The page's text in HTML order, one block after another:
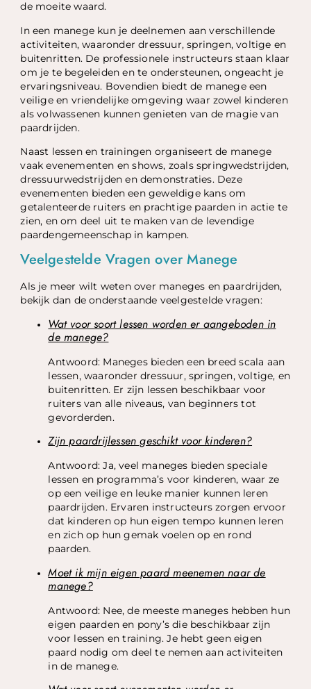
de moeite waard.
In een manege kun je deelnemen aan verschillende
activiteiten, waaronder dressuur, springen, voltige en
buitenritten. De professionele instructeurs staan klaar
om je te begeleiden en te ondersteunen, ongeacht je
ervaringsniveau. Bovendien biedt de manege een
veilige en vriendelijke omgeving waar zowel kinderen
als volwassenen kunnen genieten van de magie van
paardrijden.
Naast lessen en trainingen organiseert de manege
vaak evenementen en shows, zoals springwedstrijden,
dressuurwedstrijden en demonstraties. Deze
evenementen bieden een geweldige kans om
getalenteerde ruiters en prachtige paarden in actie te
zien, en om deel uit te maken van de levendige
paardengemeenschap in kampen.
Veelgestelde Vragen over Manege
Als je meer wilt weten over maneges en paardrijden,
bekijk dan de onderstaande veelgestelde vragen:
Wat voor soort lessen worden er aangeboden in
de manege?
Antwoord: Maneges bieden een breed scala aan
lessen, waaronder dressuur, springen, voltige, en
buitenritten. Er zijn lessen beschikbaar voor
ruiters van alle niveaus, van beginners tot
gevorderden.
Zijn paardrijlessen geschikt voor kinderen?
Antwoord: Ja, veel maneges bieden speciale
lessen en programma’s voor kinderen, waar ze
op een veilige en leuke manier kunnen leren
paardrijden. Ervaren instructeurs zorgen ervoor
dat kinderen op hun eigen tempo kunnen leren
en zich op hun gemak voelen op en rond
paarden.
Moet ik mijn eigen paard meenemen naar de
manege?
Antwoord: Nee, de meeste maneges hebben hun
eigen paarden en pony’s die beschikbaar zijn
voor lessen en training. Je hebt geen eigen
paard nodig om deel te nemen aan activiteiten
in de manege.